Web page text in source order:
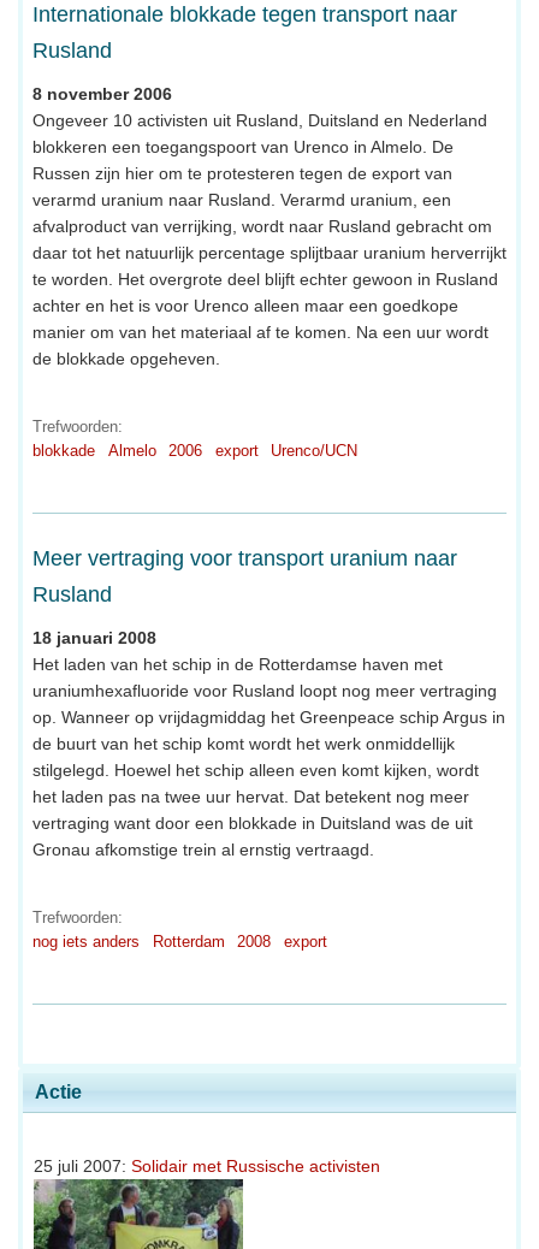
Actie
25 juli 2007: Solidair met Russische activisten
Internationale blokkade tegen transport naar
Rusland
8 november 2006
Ongeveer 10 activisten uit Rusland, Duitsland en Nederland
blokkeren een toegangspoort van Urenco in Almelo. De
Russen zijn hier om te protesteren tegen de export van
verarmd uranium naar Rusland. Verarmd uranium, een
afvalproduct van verrijking, wordt naar Rusland gebracht om
daar tot het natuurlijk percentage splijtbaar uranium herverrijkt
te worden. Het overgrote deel blijft echter gewoon in Rusland
achter en het is voor Urenco alleen maar een goedkope
manier om van het materiaal af te komen. Na een uur wordt
de blokkade opgeheven.
Trefwoorden:
blokkade
Almelo 2006 export Urenco/UCN
Meer vertraging voor transport uranium naar
Rusland
18 januari 2008
Het laden van het schip in de Rotterdamse haven met
uraniumhexafluoride voor Rusland loopt nog meer vertraging
op. Wanneer op vrijdagmiddag het Greenpeace schip Argus in
de buurt van het schip komt wordt het werk onmiddellijk
stilgelegd. Hoewel het schip alleen even komt kijken, wordt
het laden pas na twee uur hervat. Dat betekent nog meer
vertraging want door een blokkade in Duitsland was de uit
Gronau afkomstige trein al ernstig vertraagd.
Trefwoorden:
nog iets anders
Rotterdam 2008 export